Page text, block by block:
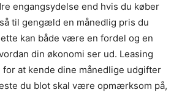
engangsydelse end hvis du køber
til gengæld en månedlig pris du
kan både være en fordel og en
din økonomi ser ud. Leasing
at kende dine månedlige udgifter
du blot skal være opmærksom på,